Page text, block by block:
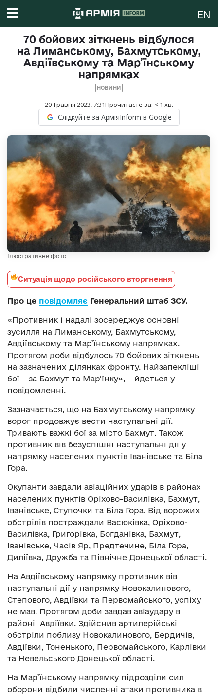
EN
70 бойових зіткнень відбулося
на Лиманському, Бахмутському,
Авдіївському та Мар’їнському
напрямках
НОВИНИ
20 Травня 2023, 7:31Прочитаєте за: < 1 хв.
Слідкуйте за АрміяInform в Google
Ілюстративне фото
Ситуація щодо російського вторгнення
Про це повідомляє Генеральний штаб ЗСУ.
«Противник і надалі зосереджує основні
зусилля на Лиманському, Бахмутському,
Авдіївському та Мар’їнському напрямках.
Протягом доби відбулось 70 бойових зіткнень
на зазначених ділянках фронту. Найзапекліші
бої – за Бахмут та Мар’їнку», – йдеться у
повідомленні.
Зазначається, що на Бахмутському напрямку
ворог продовжує вести наступальні дії.
Тривають важкі бої за місто Бахмут. Також
противник вів безуспішні наступальні дії у
напрямку населених пунктів Іванівське та Біла
Гора.
Окупанти завдали авіаційних ударів в районах
населених пунктів Оріхово-Василівка, Бахмут,
Іванівське, Ступочки та Біла Гора. Від ворожих
обстрілів постраждали Васюківка, Оріхово-
Василівка, Григорівка, Богданівка, Бахмут,
Іванівське, Часів Яр, Предтечине, Біла Гора,
Диліївка, Дружба та Північне Донецької області.
На Авдіївському напрямку противник вів
наступальні дії у напрямку Новокалинового,
Степового, Авдіївки та Первомайського, успіху
не мав. Протягом доби завдав авіаудару в
районі Авдіївки. Здійснив артилерійські
обстріли поблизу Новокалинового, Бердичів,
Авдіївки, Тоненького, Первомайського, Карлівки
та Невельського Донецької області.
На Мар’їнському напрямку підрозділи сил
оборони відбили численні атаки противника в